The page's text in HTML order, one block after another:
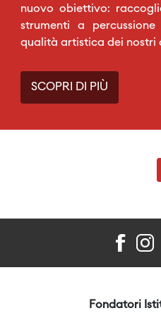
nuovo obiettivo:
strumenti a
qualità artistica dei nostri
SCOPRI DI PIÙ
Fondatori